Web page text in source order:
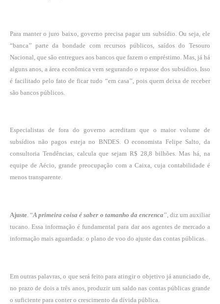
Para manter o juro baixo, governo precisa pagar um subsídio. Ou seja, ele
“banca’’ parte da bondade com recursos públicos, saídos do Tesouro
Nacional, que são entregues aos bancos que fazem o empréstimo. Mas, já há
alguns anos, a área econômica vem segurando o repasse dos subsídios. Isso
é facilitado pelo fato de ficar tudo “em casa’’, pois quem deixa de receber
são bancos públicos.
Especialistas de fora do governo acreditam que o maior volume de
subsídios não pagos esteja no BNDES. O economista Felipe Salto, da
consultoria Tendências, calcula que sejam R$ 28,8 bilhões. Mas há, na
equipe de Aécio, grande preocupação com a Caixa, cuja contabilidade é
menos transparente.
Ajuste. “A primeira coisa é saber o tamanho da encrenca’’, diz um auxiliar
tucano. Essa informação é fundamental para dar aos agentes de mercado a
informação mais aguardada: o plano de voo do ajuste das contas públicas.
Em outras palavras, o que será feito para atingir o objetivo já anunciado de,
no prazo de dois a três anos, produzir um saldo nas contas públicas grande
o suficiente para conter o crescimento da dívida pública.